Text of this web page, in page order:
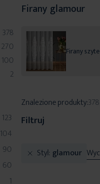
Firany glamour
Firany
Znalezione produkty:378
Filtruj
Styl glamour
378
produkty
270
produkty
100
produkty
2
produkty
123
produkty
104
produkty
90
produkty
60
produkty
1produkt